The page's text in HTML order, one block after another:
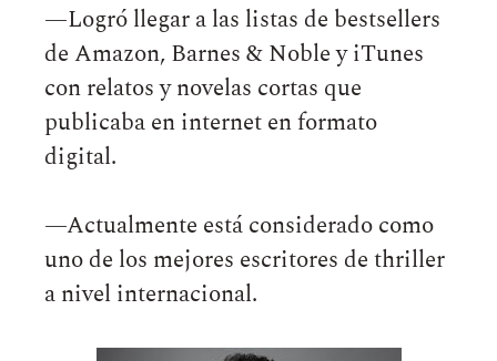
—Logró llegar a las listas de bestsellers
de Amazon, Barnes & Noble y iTunes
con relatos y novelas cortas que
publicaba en internet en formato
digital.
—Actualmente está considerado como
uno de los mejores escritores de thriller
a nivel internacional.